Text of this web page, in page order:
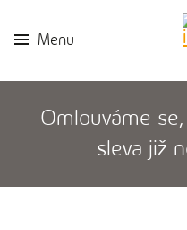
Menu
Omlouváme
sleva již